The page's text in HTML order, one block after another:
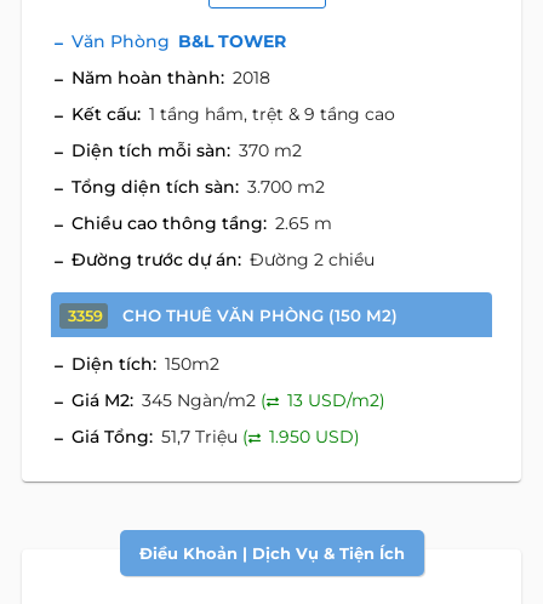
Văn Phòng B&L TOWER
Năm hoàn thành: 2018
Kết cấu: 1 tầng hầm, trệt & 9 tầng cao
Diện tích mỗi sàn: 370 m2
Tổng diện tích sàn: 3.700 m2
Chiều cao thông tầng: 2.65 m
Đường trước dự án: Đường 2 chiều
3359 CHO THUÊ VĂN PHÒNG (150 M2)
Diện tích: 150m2
Giá M2: 345 Ngàn/m2 (
13 USD/m2)
Giá Tổng: 51,7 Triệu ( 1.950 USD)
Điều Khoản | Dịch Vụ & Tiện Ích